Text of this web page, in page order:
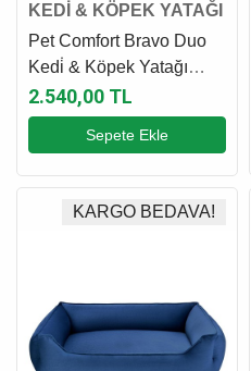
KEDİ & KÖPEK YATAĞI
Pet Comfort Bravo Duo
Kedi̇ & Köpek Yatağı
Mavi̇ - Gri̇ Peluş Xl - 105
x 80 Cm
2.540,00 TL
Sepete Ekle
KARGO BEDAVA!